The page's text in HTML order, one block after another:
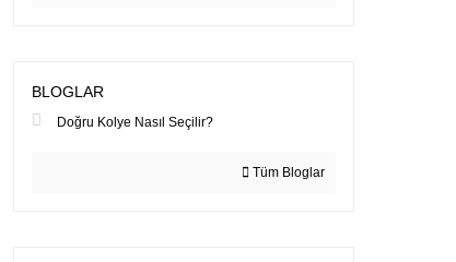
BLOGLAR
Doğru Kolye Nasıl Seçilir?
Tüm Bloglar